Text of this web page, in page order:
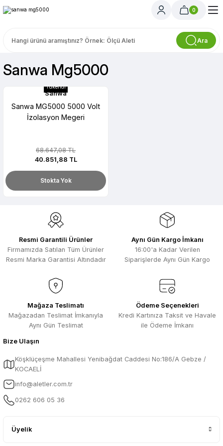
Ara
0
Sanwa Mg5000
Tükendi
Sanwa
Sanwa MG5000 5000 Volt
İzolasyon Megeri
68.647,08 TL
40.851,88 TL
Stokta Yok
Resmi Garantili Ürünler
Firmamızda Satılan Tüm Ürünler
Resmi Marka Garantisi Altındadır
Aynı Gün Kargo İmkanı
16:00'a Kadar Verilen
Siparişlerde Aynı Gün Kargo
Mağaza Teslimatı
Mağazadan Teslimat İmkanıyla
Aynı Gün Teslimat
Ödeme Seçenekleri
Kredi Kartınıza Taksit ve Havale
ile Ödeme İmkanı
Bize Ulaşın
Köşklüçeşme Mahallesi Yenibağdat Caddesi No:186/A Gebze /
KOCAELİ
info@aletler.com.tr
0262 606 05 36
Üyelik